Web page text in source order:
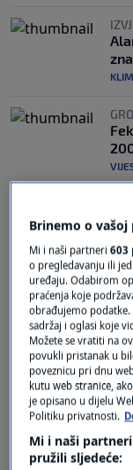
0,1
Brinemo o
Mi i naši partneri603
o pregledavanju ili
uređaju. Odabirom
praćenja koje
obrađujemo podatke.
sadržaj i oglasi koje
Možete se vratiti na
povukli pristanak u
poveznicu pri dnu
kutu web stranice,
je opisano u dijelu
Politiku privatnosti.
Mi i naši
pružili sljedeće: